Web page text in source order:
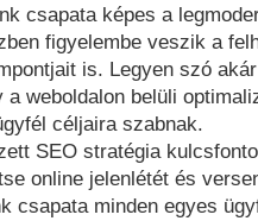
csapata képes a
figyelembe veszik a
is. Legyen szó
a weboldalon belüli
céljaira szabnak.
SEO stratégia
online jelenlétét és
csapata minden egyes